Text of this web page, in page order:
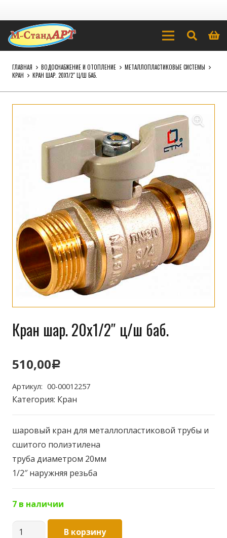
ГЛАВНАЯ ВОДОСНАБЖЕНИЕ И ОТОПЛЕНИЕ
МЕТАЛЛОПЛАСТИКОВЫЕ СИСТЕМЫ
КРАН
КРАН ШАР. 20Х1/2″ Ц/Ш БАБ.
Кран шар. 20х1/2″ ц/ш баб.
510,00Р
Артикул: 00-00012257
Категория: Кран
шаровый кран для металлопластиковой трубы и
сшитого полиэтилена
труба диаметром 20мм
1/2″ наружняя резьба
7 в наличии
Количество
В корзину